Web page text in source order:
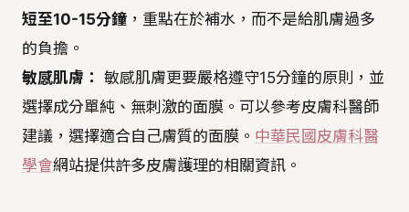
短至10-15分鐘 ，重點在於補水，而不是給肌膚過多
的負擔。
敏感肌膚： 敏感肌膚更要嚴格遵守15分鐘的原則，並
選擇成分單純、無刺激的面膜。可以參考皮膚科醫師
建議，選擇適合自己膚質的面膜。 中華民國皮膚科醫
學會網站提供許多皮膚護理的相關資訊。